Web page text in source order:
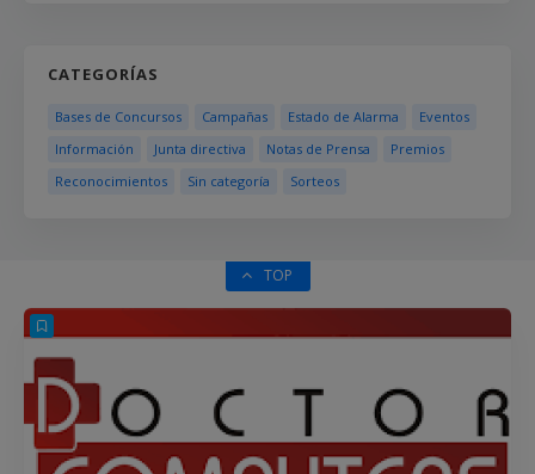
CATEGORÍAS
Bases de Concursos Campañas Estado de Alarma
Eventos
Información
Junta directiva Notas de Prensa
Premios
Reconocimientos
Sin categoría Sorteos
TOP